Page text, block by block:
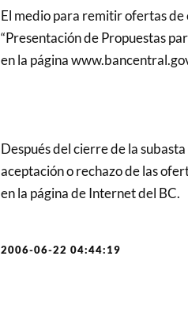
El medio para remitir ofertas
“Presentación de Propuestas
en la página
Después del cierre de la
aceptación o rechazo de las
en la página de Internet del BC.
2006-06-22 04:44:19